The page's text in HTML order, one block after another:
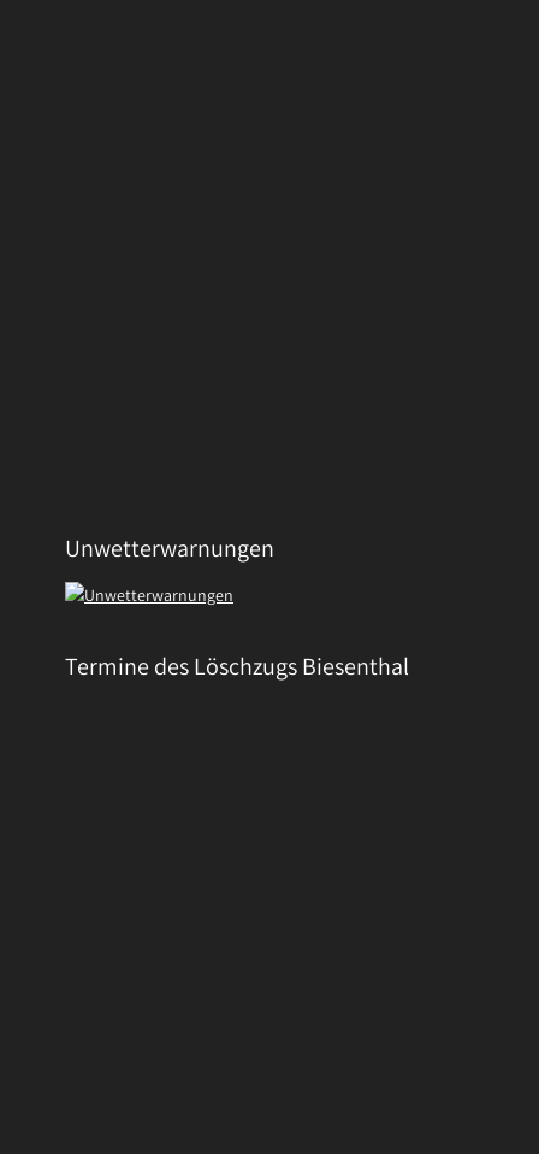
Unwetterwarnungen
Termine des Löschzugs Biesenthal